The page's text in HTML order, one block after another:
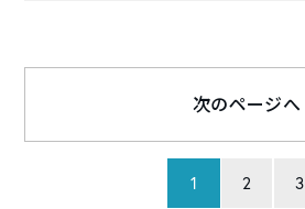
1 2 3
次のページへ